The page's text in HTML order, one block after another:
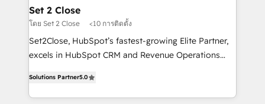
días.
and technology for predictable, scalable revenue
growth. Our expertise spans RevOps, CRM and data
architecture, AI enablement, and strategic marketing,
delivered through our proprietary FLAIR framework
Partner and ISO 27001:2022 certified consultancy,
we blend strategy, creativity, and technology to help
Set 2 Close
โดย Set 2 Close <10 การติดตั้ง
Set2Close, HubSpot’s fastest-growing Elite Partner,
excels in HubSpot CRM and Revenue Operations
As a top HubSpot Elite Partner, we specialize in
custom HubSpot CRM solutions. Our experts design,
Solutions Partner5.0